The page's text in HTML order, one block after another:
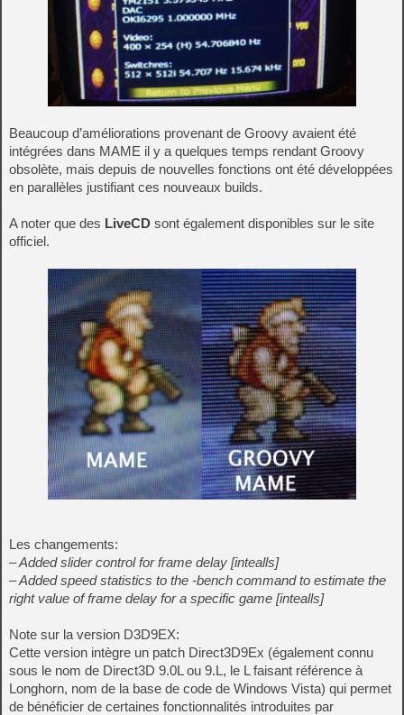
Beaucoup d’améliorations provenant de Groovy avaient été
intégrées dans MAME il y a quelques temps rendant Groovy
obsolète, mais depuis de nouvelles fonctions ont été développées
en parallèles justifiant ces nouveaux builds.
A noter que des LiveCD sont également disponibles sur le site
officiel.
Les changements:
– Added slider control for frame delay [intealls]
– Added speed statistics to the -bench command to estimate the
right value of frame delay for a specific game [intealls]
Note sur la version D3D9EX:
Cette version intègre un patch Direct3D9Ex (également connu
sous le nom de Direct3D 9.0L ou 9.L, le L faisant référence à
Longhorn, nom de la base de code de Windows Vista) qui permet
de bénéficier de certaines fonctionnalités introduites par